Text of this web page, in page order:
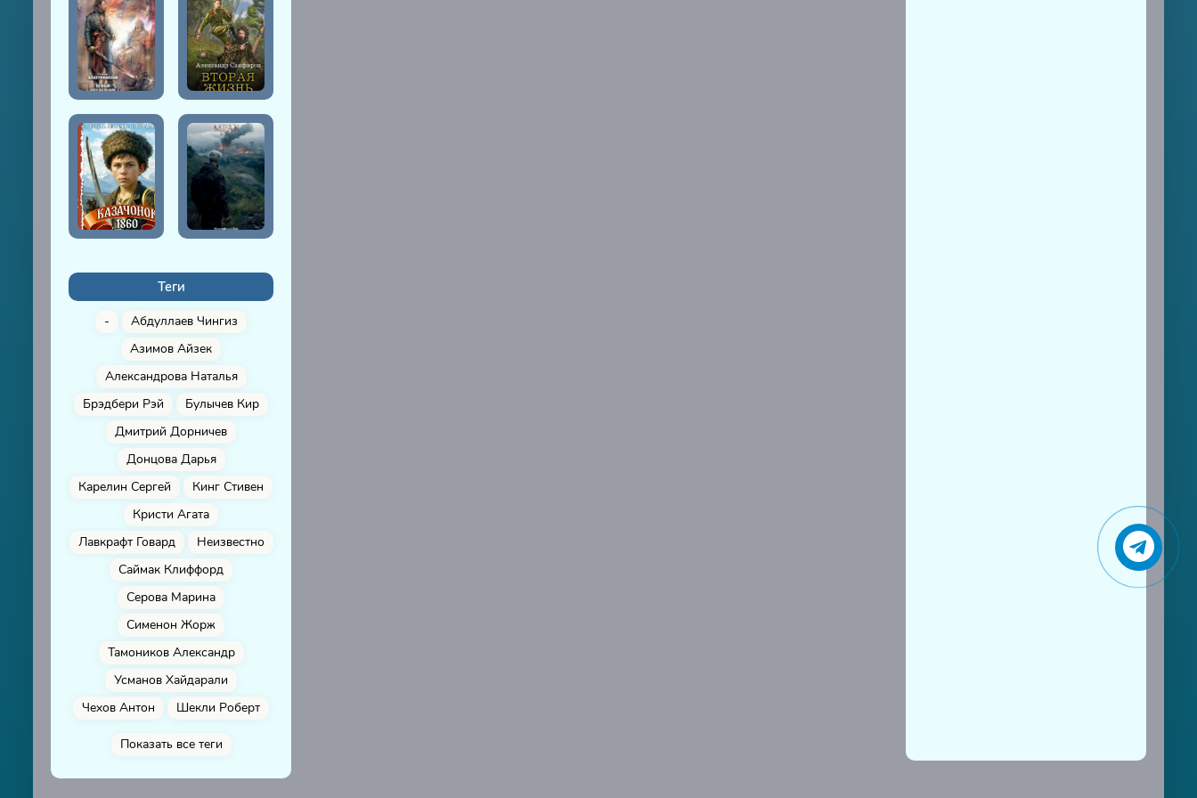
Теги
-
Абдуллаев Чингиз
Азимов Айзек
Александрова Наталья
Брэдбери Рэй
Булычев Кир
Дмитрий Дорничев
Донцова Дарья
Карелин Сергей
Кинг Стивен
Кристи Агата
Лавкрафт Говард
Неизвестно
Саймак Клиффорд
Серова Марина
Сименон Жорж
Тамоников Александр
Усманов Хайдарали
Чехов Антон
Шекли Роберт
Показать все теги